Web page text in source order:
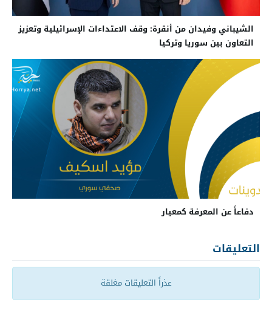
الشيباني وفيدان من أنقرة: وقف الاعتداءات الإسرائيلية وتعزيز
التعاون بين سوريا وتركيا
دفاعاً عن المعرفة كمعيار
التعليقات
عذراً التعليقات مغلقة